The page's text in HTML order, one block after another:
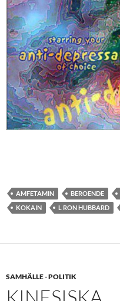
AMFETAMIN BEROENDE
KOKAIN
L RON HUBBARD
SAMHÄLLE - POLITIK